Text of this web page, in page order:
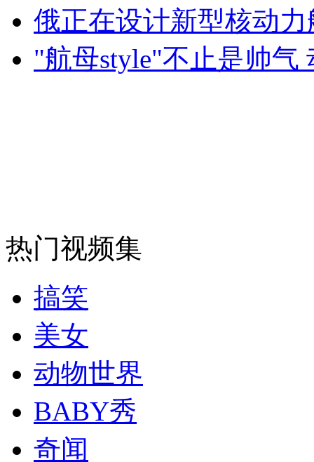
安徽一实载49人客车翻车
纽约上演“枕头大战”
司机酒驾遇交警 急速倒车逃窜
俄正在设计新型核动
"航母style"不止是帅气
热门视频集
搞笑
美女
动物世界
BABY秀
奇闻